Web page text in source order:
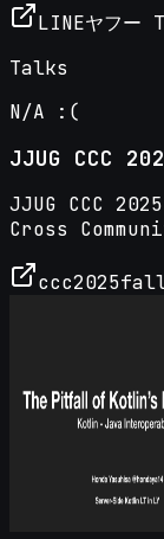
LINEヤフー
Talks
N/A :(
JJUG CCC
JJUG CCC
Cross